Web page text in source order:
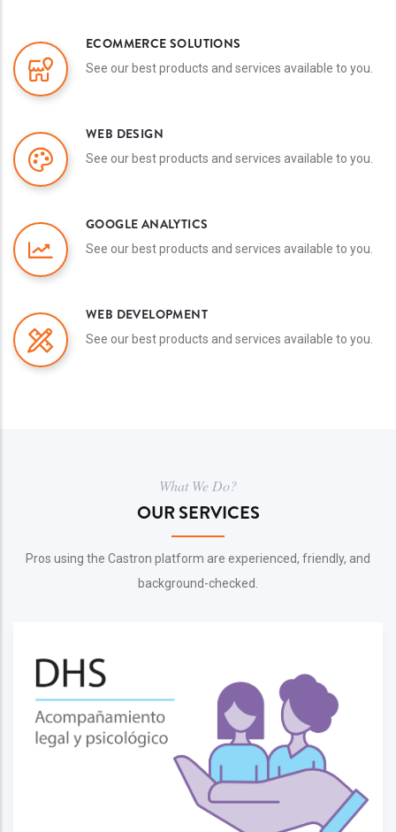
ECOMMERCE SOLUTIONS
See our best products and services available to you.
WEB DESIGN
See our best products and services available to you.
GOOGLE ANALYTICS
See our best products and services available to you.
WEB DEVELOPMENT
See our best products and services available to you.
What We Do?
OUR SERVICES
Pros using the Castron platform are experienced, friendly, and
background-checked.